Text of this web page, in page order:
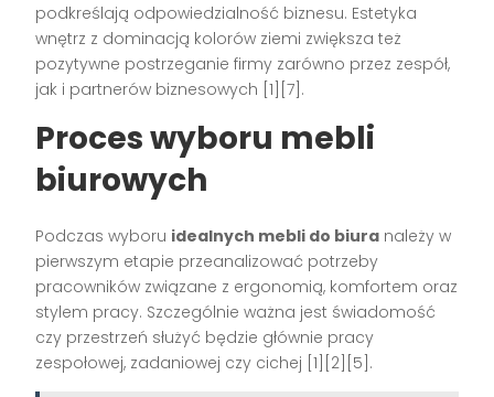
podkreślają odpowiedzialność biznesu. Estetyka
wnętrz z dominacją kolorów ziemi zwiększa też
pozytywne postrzeganie firmy zarówno przez zespół,
jak i partnerów biznesowych [1][7] .
Proces wyboru mebli
biurowych
Podczas wyboru idealnych mebli do biura należy w
pierwszym etapie przeanalizować potrzeby
pracowników związane z ergonomią, komfortem oraz
stylem pracy. Szczególnie ważna jest świadomość
czy przestrzeń służyć będzie głównie pracy
zespołowej, zadaniowej czy cichej [1][2][5] .